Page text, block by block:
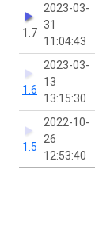
1.7
2023-03-
31
11:04:43
1.6
2023-03-
13
13:15:30
1.5
2022-10-
26
12:53:40